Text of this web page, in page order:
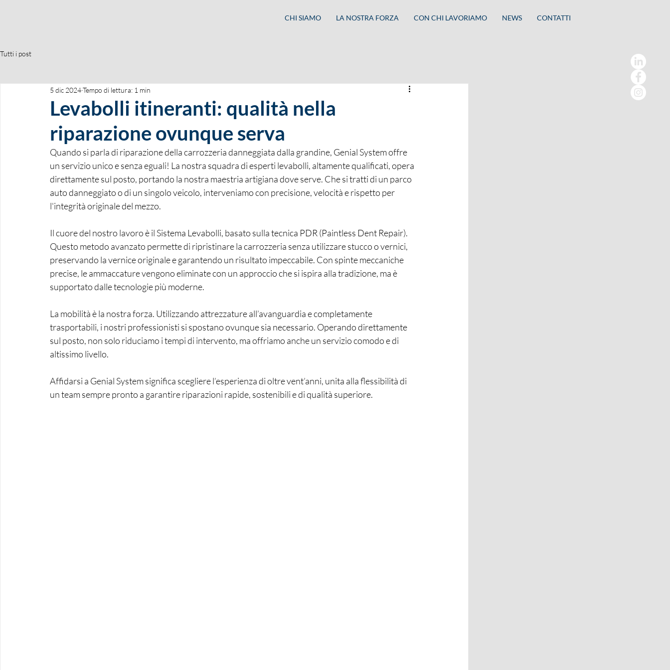
CHI SIAMO LA NOSTRA FORZA CON CHI LAVORIAMO NEWS CONTATTI
Tutti i post
Levabolli itineranti: qualità nella
riparazione ovunque serva
5 dic 2024Tempo di lettura: 1 min
Quando si parla di riparazione della carrozzeria danneggiata dalla grandine, Genial System offre
un servizio unico e senza eguali! La nostra squadra di esperti levabolli, altamente qualificati, opera
direttamente sul posto, portando la nostra maestria artigiana dove serve. Che si tratti di un parco
auto danneggiato o di un singolo veicolo, interveniamo con precisione, velocità e rispetto per
l'integrità originale del mezzo.
Il cuore del nostro lavoro è il Sistema Levabolli, basato sulla tecnica PDR (Paintless Dent Repair).
Questo metodo avanzato permette di ripristinare la carrozzeria senza utilizzare stucco o vernici,
preservando la vernice originale e garantendo un risultato impeccabile. Con spinte meccaniche
precise, le ammaccature vengono eliminate con un approccio che si ispira alla tradizione, ma è
supportato dalle tecnologie più moderne.
La mobilità è la nostra forza. Utilizzando attrezzature all’avanguardia e completamente
trasportabili, i nostri professionisti si spostano ovunque sia necessario. Operando direttamente
sul posto, non solo riduciamo i tempi di intervento, ma offriamo anche un servizio comodo e di
altissimo livello.
Affidarsi a Genial System significa scegliere l’esperienza di oltre vent’anni, unita alla flessibilità di
un team sempre pronto a garantire riparazioni rapide, sostenibili e di qualità superiore.